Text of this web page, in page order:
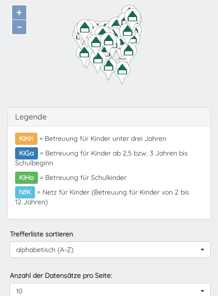
+
−
Legende
KiKri
= Betreuung für Kinder unter drei Jahren
KiGa
= Betreuung für Kinder ab 2,5 bzw. 3 Jahren bis
Schulbeginn
KiHo
= Betreuung für Schulkinder
NfK
= Netz für Kinder (Betreuung für Kinder von 2 bis
12 Jahren)
Trefferliste sortieren
alphabetisch (A-Z)
Anzahl der Datensätze pro Seite:
10